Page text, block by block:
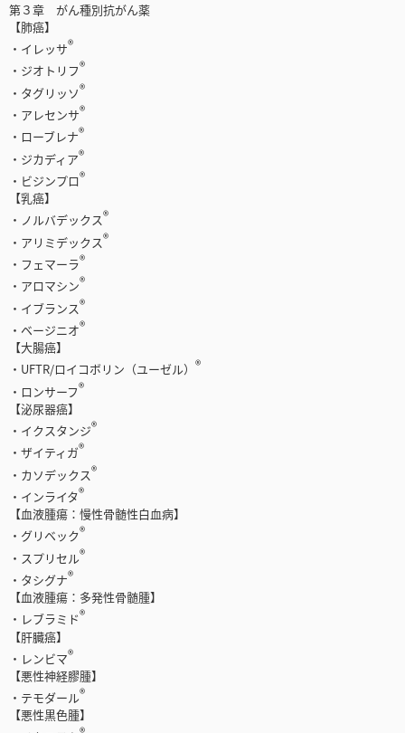
第３章 がん種別抗がん薬
【肺癌】
・イレッサ®
・ジオトリフ®
・タグリッソ®
・アレセンサ®
・ローブレナ®
・ジカディア®
・ビジンプロ®
【乳癌】
・ノルバデックス®
・アリミデックス®
・フェマーラ®
・アロマシン®
・イブランス®
・ベージニオ®
【大腸癌】
・UFTR/ロイコボリン（ユーゼル） ®
・ロンサーフ®
【泌尿器癌】
・イクスタンジ®
・ザイティガ®
・カソデックス®
・インライタ®
【血液腫瘍：慢性骨髄性白血病】
・グリベック®
・スプリセル®
・タシグナ®
【血液腫瘍：多発性骨髄腫】
・レブラミド®
【肝臓癌】
・レンビマ®
【悪性神経膠腫】
・テモダール®
【悪性黒色腫】